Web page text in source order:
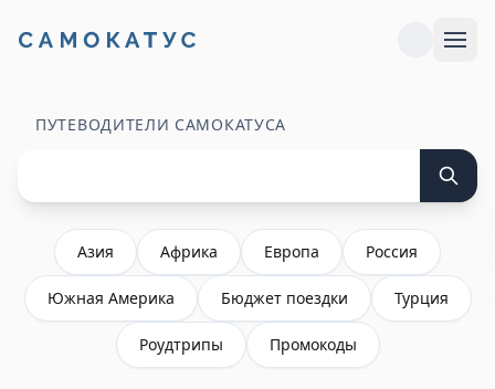
ПУТЕВОДИТЕЛИ САМОКАТУСА
Азия Африка Европа Россия
Южная Америка Бюджет поездки Турция
Роудтрипы Промокоды